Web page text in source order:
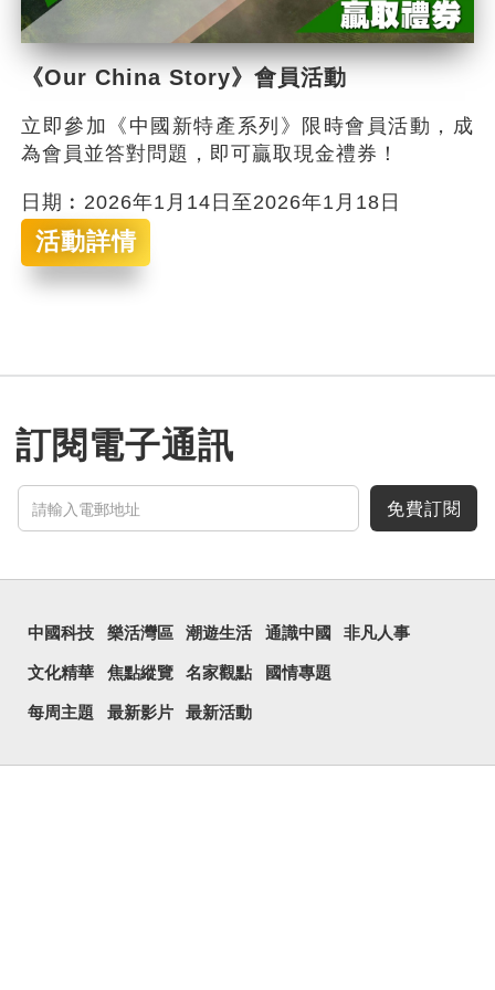
《Our China Story》會員活動
立即參加《中國新特產系列》限時會員活動，成
為會員並答對問題，即可贏取現金禮券！
日期︰2026年1月14日至2026年1月18日
活動詳情
訂閱電子通訊
免費訂閱
中國科技 樂活灣區 潮遊生活 通識中國 非凡人事
文化精華 焦點縱覽 名家觀點 國情專題
每周主題 最新影片 最新活動